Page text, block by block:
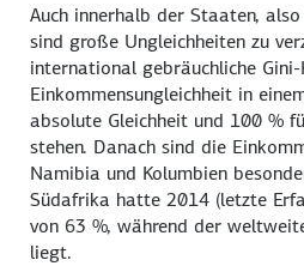
Auch innerhalb der Staaten,
sind große Ungleichheiten zu
international gebräuchliche
Einkommensungleichheit in
absolute Gleichheit und 100 %
stehen. Danach sind die
Namibia und Kolumbien
Südafrika hatte 2014 (letzte
von 63 %, während der
liegt.